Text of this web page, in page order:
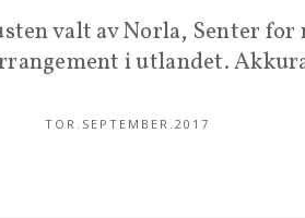
valt av Norla, Senter
i utlandet.
TOR.SEPTEMBER.2017